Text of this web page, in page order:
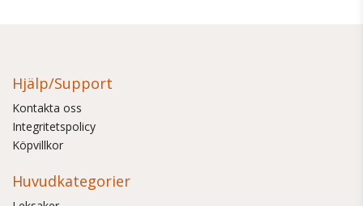
Hjälp/Support
Kontakta oss
Integritetspolicy
Köpvillkor
Huvudkategorier